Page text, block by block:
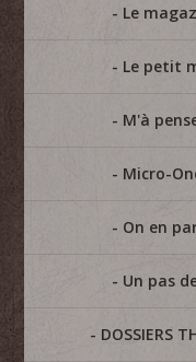
Le
Le petit
M'à
Micro-
On en
Un pas
DOSSIERS